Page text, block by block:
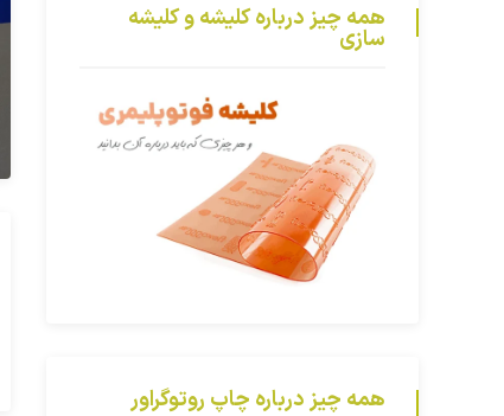
همه چیز درباره کلیشه و کلیشه
سازی
همه چیز درباره چاپ روتوگراور